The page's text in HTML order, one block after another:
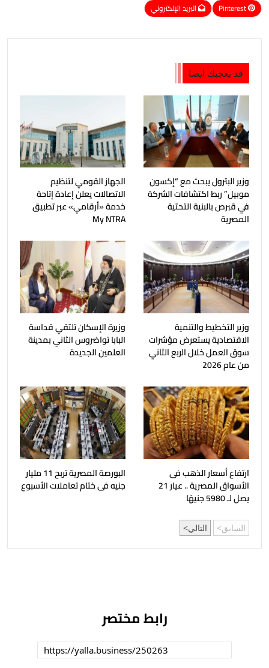
Pinterest
البريد الإلكتروني
قد يعجبك ايضا
وزير البترول يبحث مع “إكسون
موبيل” ربط اكتشافات الشركة
في قبرص بالبنية التحتية
المصرية
الجهاز القومي لتنظيم
الاتصالات يعلن إعادة إتاحة
خدمة «أرقامي» عبر تطبيق
My NTRA
وزير التخطيط والتنمية
الاقتصادية يستعرض مؤشرات
سوق العمل خلال الربع الثاني
من عام 2026
وزيرة الإسكان تلتقي قداسة
البابا تواضروس الثاني بمدينة
العلمين الجديدة
ارتفاع أسعار الذهب فى
الأسواق المصرية .. عيار 21
يصل لـ 5980 جنيهًا
البورصة المصرية تربح 11 مليار
جنيه فى ختام تعاملات الأسبوع
السابق التالي
رابط مختصر